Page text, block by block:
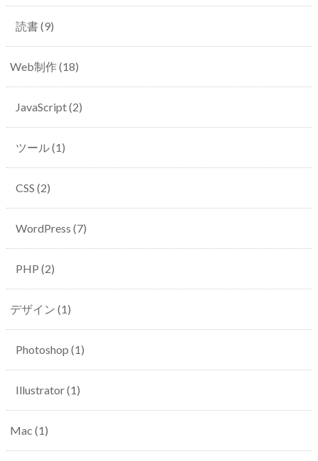
読書(9)
Web制作(18)
JavaScript(2)
ツール(1)
CSS (2)
WordPress (7)
PHP (2)
デザイン (1)
Photoshop (1)
Illustrator(1)
Mac (1)